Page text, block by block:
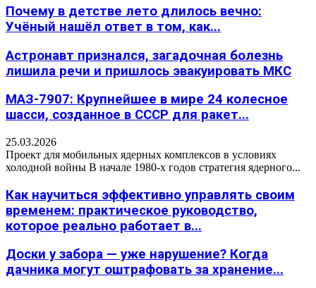
Почему в детстве лето длилось вечно:
Учёный нашёл ответ в том, как...
Астронавт признался, загадочная болезнь
лишила речи и пришлось эвакуировать МКС
МАЗ-7907: Крупнейшее в мире 24 колесное
шасси, созданное в СССР для ракет...
25.03.2026
Проект для мобильных ядерных комплексов в условиях
холодной войны В начале 1980-х годов стратегия ядерного...
Как научиться эффективно управлять своим
временем: практическое руководство,
которое реально работает в...
Доски у забора — уже нарушение? Когда
дачника могут оштрафовать за хранение...